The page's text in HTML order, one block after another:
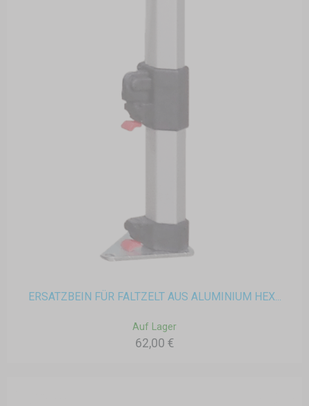
ERSATZBEIN FÜR FALTZELT AUS ALUMINIUM HEX...
Auf Lager
62,00 €